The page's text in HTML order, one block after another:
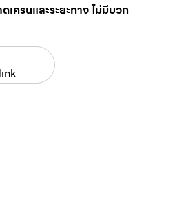
เครนและระยะทาง ไม่มีบวก